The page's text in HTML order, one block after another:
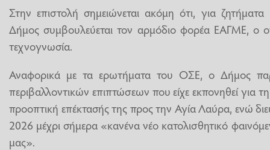
Στην επιστολή σημειώνεται ακόμη ότι, για
Δήμος συμβουλεύεται τον αρμόδιο φορέα ΕΑΓΜΕ, ο
τεχνογνωσία.
Αναφορικά με τα ερωτήματα του ΟΣΕ, ο Δήμος
περιβαλλοντικών επιπτώσεων που είχε εκπονηθεί για
προοπτική επέκτασής της προς την Αγία Λαύρα, ενώ
2026 μέχρι σήμερα «κανένα νέο κατολισθητικό
μας».